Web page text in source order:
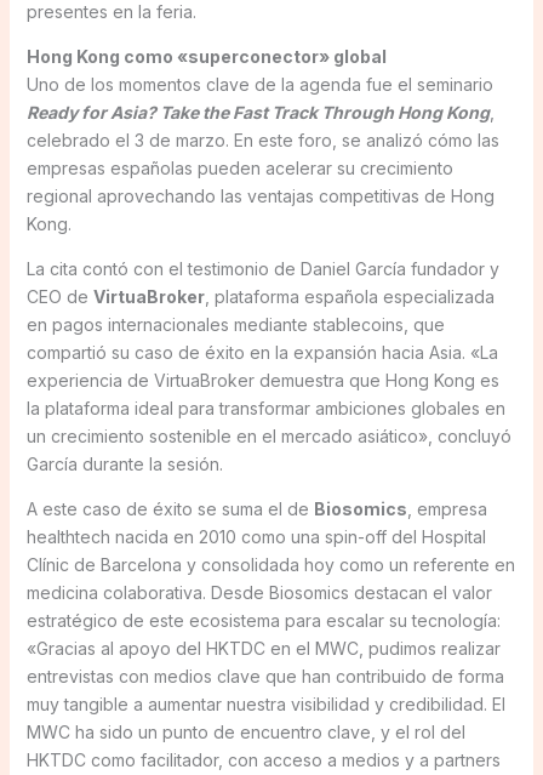
presentes en la feria.
Hong Kong como «superconector» global
Uno de los momentos clave de la agenda fue el seminario
Ready for Asia? Take the Fast Track Through Hong Kong,
celebrado el 3 de marzo. En este foro, se analizó cómo las
empresas españolas pueden acelerar su crecimiento
regional aprovechando las ventajas competitivas de Hong
Kong.
La cita contó con el testimonio de Daniel García fundador y
CEO de VirtuaBroker, plataforma española especializada
en pagos internacionales mediante stablecoins, que
compartió su caso de éxito en la expansión hacia Asia. «La
experiencia de VirtuaBroker demuestra que Hong Kong es
la plataforma ideal para transformar ambiciones globales en
un crecimiento sostenible en el mercado asiático», concluyó
García durante la sesión.
A este caso de éxito se suma el de Biosomics , empresa
healthtech nacida en 2010 como una spin-off del Hospital
Clínic de Barcelona y consolidada hoy como un referente en
medicina colaborativa. Desde Biosomics destacan el valor
estratégico de este ecosistema para escalar su tecnología:
«Gracias al apoyo del HKTDC en el MWC, pudimos realizar
entrevistas con medios clave que han contribuido de forma
muy tangible a aumentar nuestra visibilidad y credibilidad. El
MWC ha sido un punto de encuentro clave, y el rol del
HKTDC como facilitador, con acceso a medios y a partners